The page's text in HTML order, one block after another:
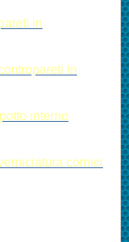
in
in
interno
cornici